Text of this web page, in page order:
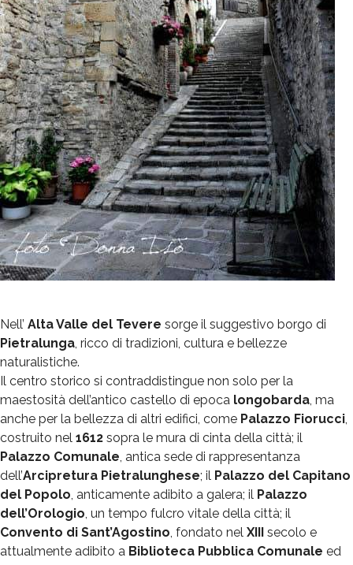
Nell’ Alta Valle del Tevere sorge il suggestivo borgo di
Pietralunga , ricco di tradizioni, cultura e bellezze
naturalistiche.
Il centro storico si contraddistingue non solo per la
maestosità dell’antico castello di epoca longobarda , ma
anche per la bellezza di altri edifici, come Palazzo Fiorucci
costruito nel 1612 sopra le mura di cinta della città; il
Palazzo Comunale , antica sede di rappresentanza
dell’Arcipretura Pietralunghese; il Palazzo del Capitano
del Popolo , anticamente adibito a galera; il Palazzo
dell’Orologio , un tempo fulcro vitale della città; il
Convento di Sant’Agostino , fondato nel XIII secolo e
attualmente adibito a Biblioteca Pubblica Comunale ed